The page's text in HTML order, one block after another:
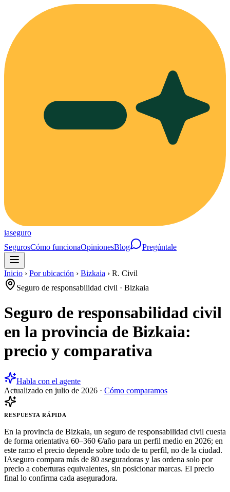
iaseguro
SegurosCómo funcionaOpinionesBlog Pregúntale
Inicio › Por ubicación › Bizkaia › R. Civil
Seguro de responsabilidad civil · Bizkaia
Seguro de responsabilidad civil
en la provincia de Bizkaia:
precio y comparativa
Habla con el agente
Actualizado en julio de 2026 · Cómo comparamos
RESPUESTA RÁPIDA
En la provincia de Bizkaia, un seguro de responsabilidad civil cuesta
de forma orientativa 60–360 €/año para un perfil medio en 2026; en
este ramo el precio depende sobre todo de tu perfil, no de la ciudad.
IAseguro compara más de 80 aseguradoras y las ordena solo por
precio a coberturas equivalentes, sin posicionar marcas. El precio
final lo confirma cada aseguradora.